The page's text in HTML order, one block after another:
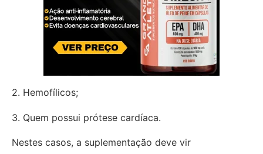
2. Hemofílicos;
3. Quem possui prótese cardíaca.
Nestes casos, a suplementação deve vir